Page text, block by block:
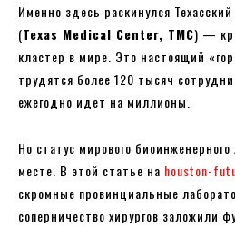
Именно здесь раскинулся
(Texas Medical Center, TMC) —
кластер в мире. Это настоящий
трудятся более 120 тысяч
ежегодно идет на миллионы.
Но статус мирового
месте. В этой статье на houston-
скромные провинциальные
соперничество хирургов заложили